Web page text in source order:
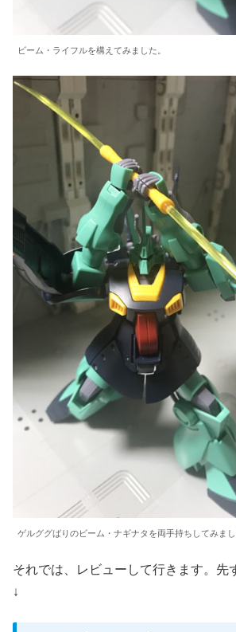
ビーム・ライフルを構えてみました。
ゲルググばりのビーム・ナギナタを両手持ちしてみまし
それでは、レビューして行きます。先
↓